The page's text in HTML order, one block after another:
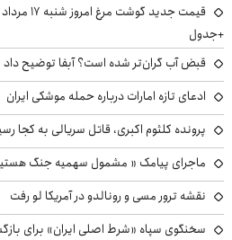
+جدول
قبض آب گران‌تر شده است؟ آبفا توضیح داد
ادعای تازه امارات درباره حمله موشکی ایران
پرونده کلثوم اکبری، قاتل سریالی به کجا
ماجرای پیامک « مشمول سهمیه جنگ
نقشه ترور مسی و رونالدو در آمریکا لو رفت
سخنگوی سپاه «شرط اصلی ایران» برای